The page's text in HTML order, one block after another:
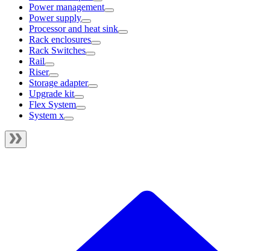
Power management
Power supply
Processor and heat sink
Rack enclosures
Rack Switches
Rail
Riser
Storage adapter
Upgrade kit
Flex System
System x